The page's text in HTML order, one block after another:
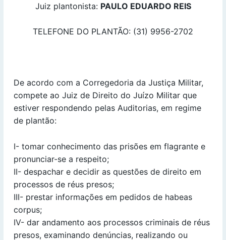
Juiz plantonista: PAULO EDUARDO REIS
TELEFONE DO PLANTÃO: (31) 9956-2702
De acordo com a Corregedoria da Justiça Militar,
compete ao Juiz de Direito do Juízo Militar que
estiver respondendo pelas Auditorias, em regime
de plantão:
I- tomar conhecimento das prisões em flagrante e
pronunciar-se a respeito;
II- despachar e decidir as questões de direito em
processos de réus presos;
III- prestar informações em pedidos de habeas
corpus;
IV- dar andamento aos processos criminais de réus
presos, examinando denúncias, realizando ou